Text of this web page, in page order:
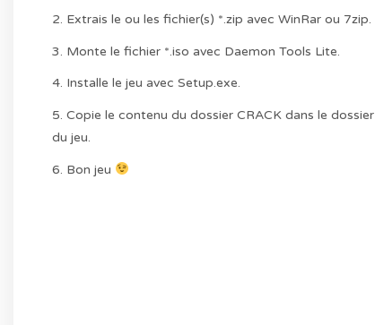
2. Extrais le ou les fichier(s) *.zip avec WinRar ou 7zip.
3. Monte le fichier *.iso avec Daemon Tools Lite.
4. Installe le jeu avec Setup.exe.
5. Copie le contenu du dossier CRACK dans le dossier
du jeu.
6. Bon jeu